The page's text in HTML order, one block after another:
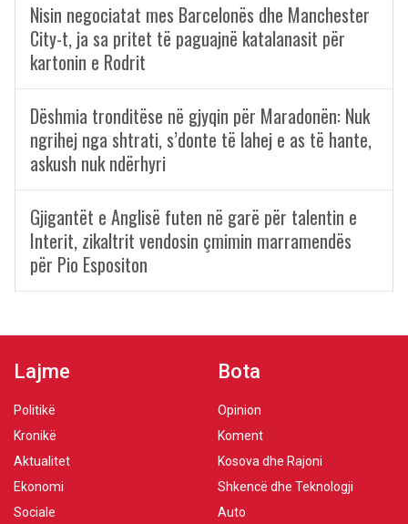
Nisin negociatat mes Barcelonës dhe Manchester
City-t, ja sa pritet të paguajnë katalanasit për
kartonin e Rodrit
Dëshmia tronditëse në gjyqin për Maradonën: Nuk
ngrihej nga shtrati, s’donte të lahej e as të hante,
askush nuk ndërhyri
Gjigantët e Anglisë futen në garë për talentin e
Interit, zikaltrit vendosin çmimin marramendës
për Pio Espositon
Lajme
Politikë
Kronikë
Aktualitet
Ekonomi
Sociale
Bota
Opinion
Koment
Kosova dhe Rajoni
Shkencë dhe Teknologji
Auto